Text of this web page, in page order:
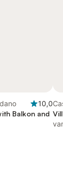
10,0
Balkon and